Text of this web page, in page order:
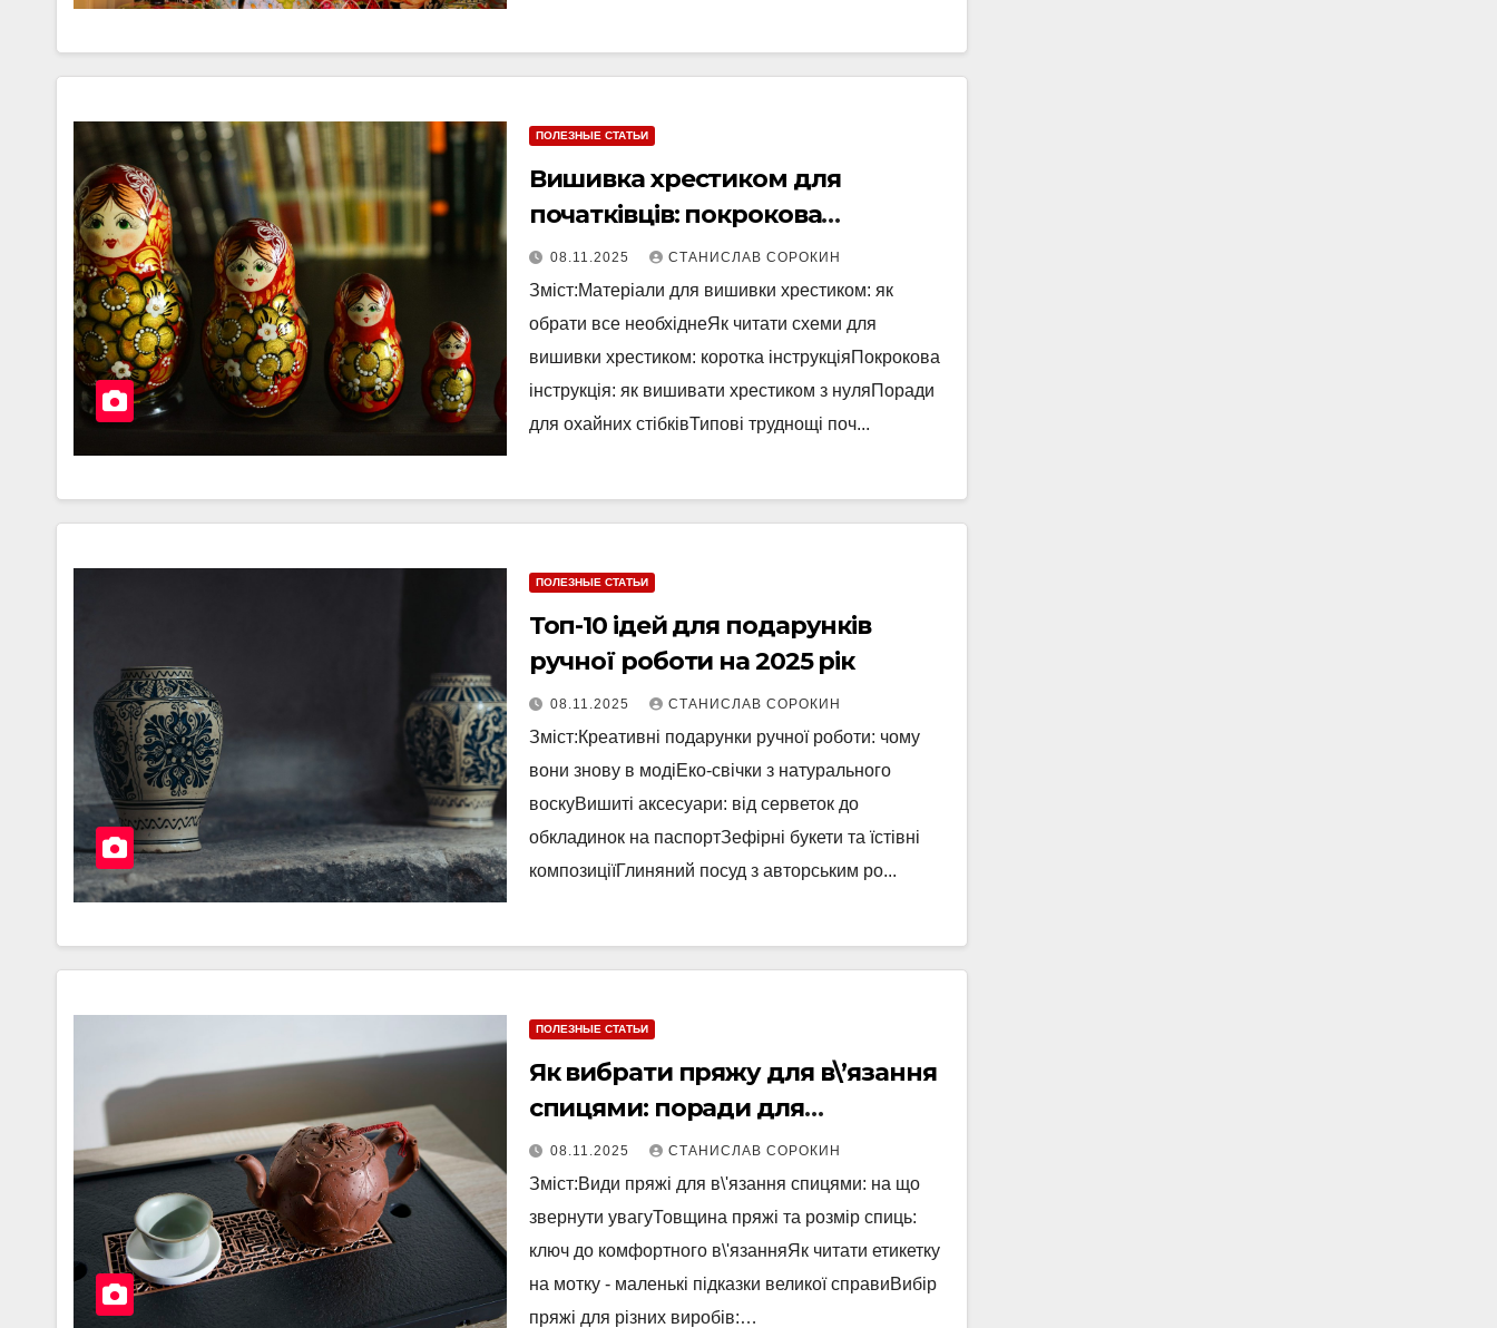
ПОЛЕЗНЫЕ СТАТЬИ
Вишивка хрестиком для
початківців: покрокова
інструкція
08.11.2025 СТАНИСЛАВ СОРОКИН
Зміст:Матеріали для вишивки хрестиком: як
обрати все необхіднеЯк читати схеми для
вишивки хрестиком: коротка інструкціяПокрокова
інструкція: як вишивати хрестиком з нуляПоради
для охайних стібківТипові труднощі поч...
ПОЛЕЗНЫЕ СТАТЬИ
Топ-10 ідей для подарунків
ручної роботи на 2025 рік
08.11.2025 СТАНИСЛАВ СОРОКИН
Зміст:Креативні подарунки ручної роботи: чому
вони знову в модіЕко-свічки з натурального
воскуВишиті аксесуари: від серветок до
обкладинок на паспортЗефірні букети та їстівні
композиціїГлиняний посуд з авторським ро...
ПОЛЕЗНЫЕ СТАТЬИ
Як вибрати пряжу для в\’язання
спицями: поради для
початківців
08.11.2025 СТАНИСЛАВ СОРОКИН
Зміст:Види пряжі для в\'язання спицями: на що
звернути увагуТовщина пряжі та розмір спиць:
ключ до комфортного в\'язанняЯк читати етикетку
на мотку - маленькі підказки великої справиВибір
пряжі для різних виробів:…